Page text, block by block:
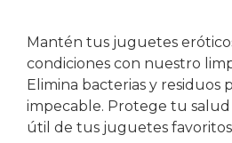
Mantén tus juguetes
condiciones con nuestro
Elimina bacterias y residuos
impecable. Protege tu
útil de tus juguetes